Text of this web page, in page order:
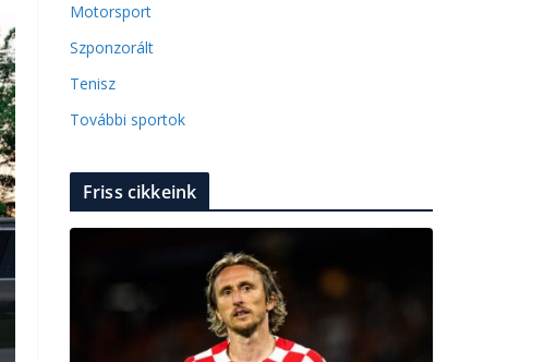
Motorsport
Szponzorált
Tenisz
További sportok
Friss cikkeink